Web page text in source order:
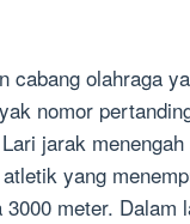
cabang olahraga
nomor
jarak
yang
3000 meter. Dalam